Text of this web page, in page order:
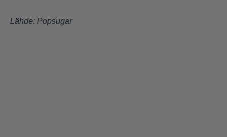
Lähde: Popsugar